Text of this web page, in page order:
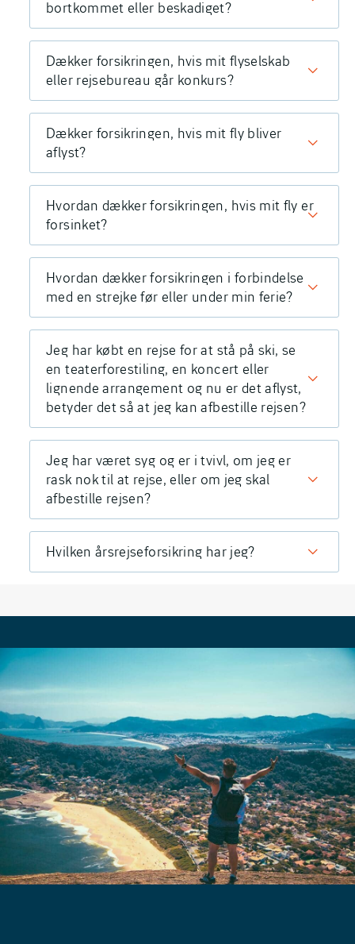
bortkommet eller beskadiget?
Dækker forsikringen, hvis mit flyselskab
eller rejsebureau går konkurs?
Dækker forsikringen, hvis mit fly bliver
aflyst?
Hvordan dækker forsikringen, hvis mit fly er
forsinket?
Hvordan dækker forsikringen i forbindelse
med en strejke før eller under min ferie?
Jeg har købt en rejse for at stå på ski, se
en teaterforestiling, en koncert eller
lignende arrangement og nu er det aflyst,
betyder det så at jeg kan afbestille rejsen?
Jeg har været syg og er i tvivl, om jeg er
rask nok til at rejse, eller om jeg skal
afbestille rejsen?
Hvilken årsrejseforsikring har jeg?